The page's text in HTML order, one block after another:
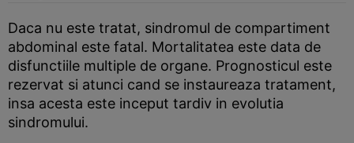
Daca nu este tratat, sindromul de compartiment
abdominal este fatal. Mortalitatea este data de
disfunctiile multiple de organe. Prognosticul este
rezervat si atunci cand se instaureaza tratament,
insa acesta este inceput tardiv in evolutia
sindromului.